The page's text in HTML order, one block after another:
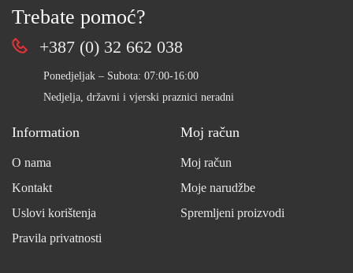
Trebate pomoć?
+387 (0) 32 662 038
Ponedjeljak – Subota: 07:00-16:00
Nedjelja, državni i vjerski praznici neradni
Information
O nama
Kontakt
Uslovi korištenja
Pravila privatnosti
Moj račun
Moj račun
Moje narudžbe
Spremljeni proizvodi